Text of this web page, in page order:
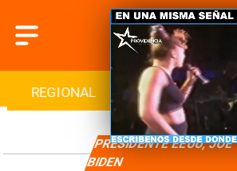
REGIONAL INTERNACIONAL
PRESIDENTE EEUU, JOE
BIDEN